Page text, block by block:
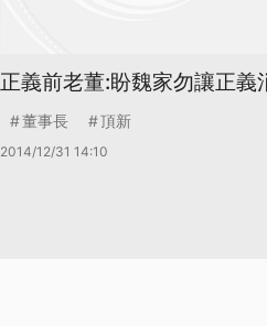
正義前老董:盼魏家勿讓正義
董事長 頂新
2014/12/31 14:10